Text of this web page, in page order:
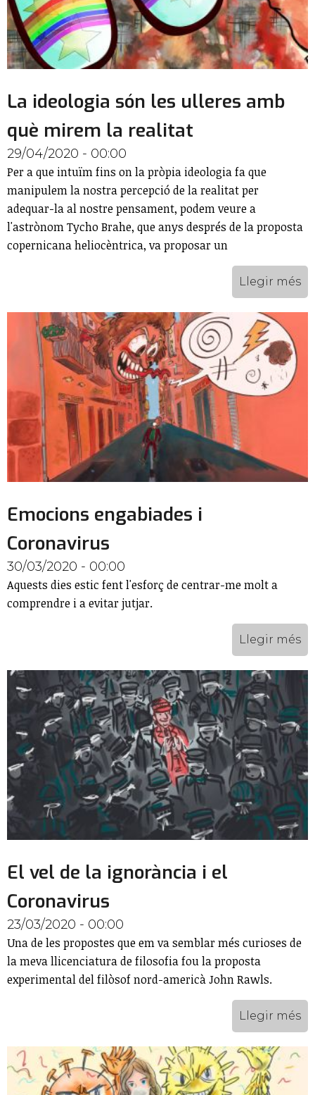
La ideologia són les ulleres amb
què mirem la realitat
29/04/2020 - 00:00
Per a que intuïm fins on la pròpia ideologia fa que
manipulem la nostra percepció de la realitat per
adequar-la al nostre pensament, podem veure a
l'astrònom Tycho Brahe, que anys després de la proposta
copernicana heliocèntrica, va proposar un
Llegir més
Emocions engabiades i
Coronavirus
30/03/2020 - 00:00
Aquests dies estic fent l'esforç de centrar-me molt a
comprendre i a evitar jutjar.
Llegir més
El vel de la ignorància i el
Coronavirus
23/03/2020 - 00:00
Una de les propostes que em va semblar més curioses de
la meva llicenciatura de filosofia fou la proposta
experimental del filòsof nord-americà John Rawls.
Llegir més